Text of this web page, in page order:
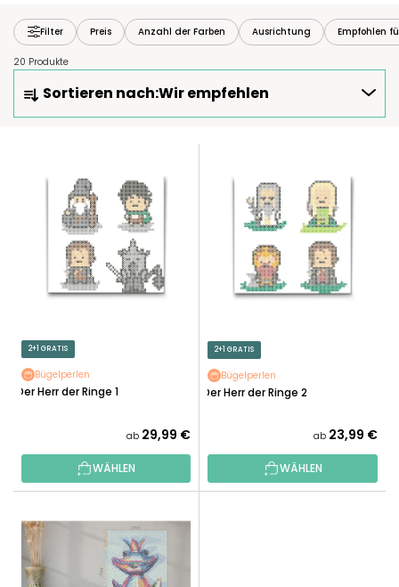
Filter Preis Anzahl der Farben Ausrichtung Empfohlen
20 Produkte
O
R
U
N
Sortieren nach:Wir empfehlen
R
O
D
T
2+1 GRATIS
Bügelperlen
Der Herr der Ringe 1
ab 29,99 €
WÄHLEN
2+1 GRATIS
Bügelperlen
Der Herr der Ringe 2
ab 23,99 €
WÄHLEN